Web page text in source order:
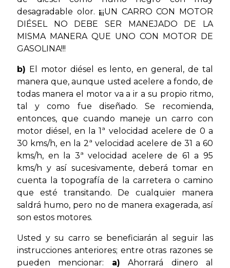
desagradable olor. ¡¡¡UN CARRO CON MOTOR
DIÉSEL NO DEBE SER MANEJADO DE LA
MISMA MANERA QUE UNO CON MOTOR DE
GASOLINA!!!
b) El motor diésel es lento, en general, de tal
manera que, aunque usted acelere a fondo, de
todas manera el motor va a ir a su propio ritmo,
tal y como fue diseñado. Se recomienda,
entonces, que cuando maneje un carro con
motor diésel, en la 1ª velocidad acelere de 0 a
30 kms/h, en la 2ª velocidad acelere de 31 a 60
kms/h, en la 3ª velocidad acelere de 61 a 95
kms/h y así sucesivamente, deberá tomar en
cuenta la topografía de la carretera o camino
que esté transitando. De cualquier manera
saldrá humo, pero no de manera exagerada, así
son estos motores.
Usted y su carro se beneficiarán al seguir las
instrucciones anteriores; entre otras razones se
pueden mencionar: a) Ahorrará dinero al